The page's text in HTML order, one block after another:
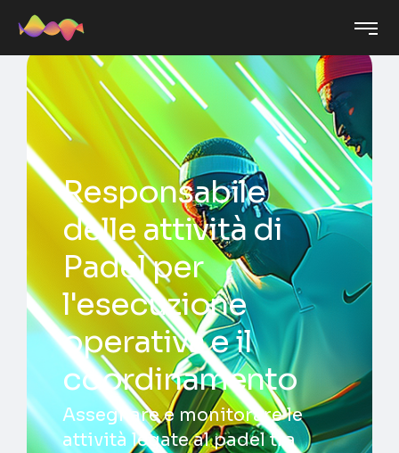
Responsabile
delle attività di
Padel per
l'esecuzione
operativa e il
coordinamento
Assegnare e monitorare le
attività legate al padel tra